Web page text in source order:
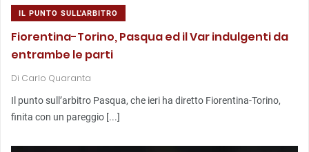
IL PUNTO SULL'ARBITRO
Fiorentina-Torino, Pasqua ed il Var indulgenti da
entrambe le parti
Di Carlo Quaranta
Il punto sull’arbitro Pasqua, che ieri ha diretto Fiorentina-Torino,
finita con un pareggio [...]